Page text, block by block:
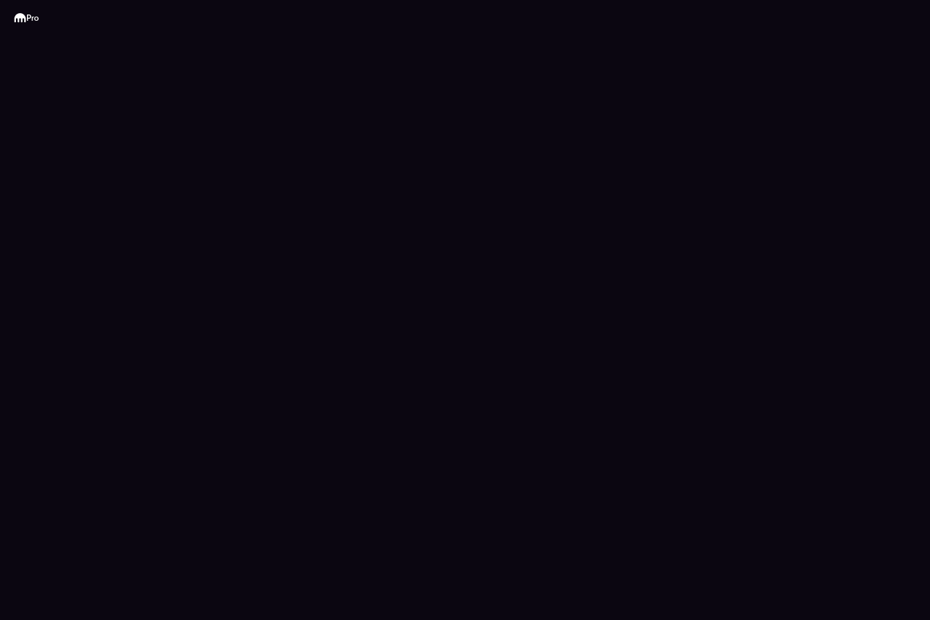
Kraken
Pro